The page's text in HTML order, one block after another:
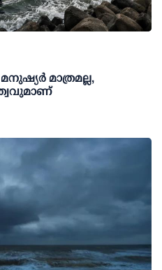
മാത്രമല്ല,